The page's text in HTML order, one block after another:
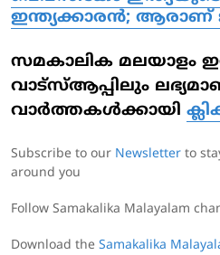
ഇന്ത്യക്കാരന്‍; ആരാണ്
സമകാലിക മലയാളം
വാട്‌സ്ആപ്പിലും
വാര്‍ത്തകള്‍ക്കായി
Subscribe to our Newsletter to
around you
Follow Samakalika Malayalam
Download the Samakalika